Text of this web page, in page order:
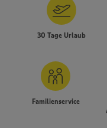
30 Tage Urlaub
Familienservice